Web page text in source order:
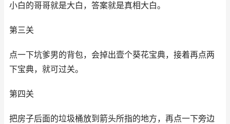
小白的哥哥就是大白，答案就是真相大白。
第三关
点一下坑爹男的背包，会掉出壹个葵花宝典，接着再点两
下宝典，就可过关。
第四关
把房子后面的垃圾桶放到箭头所指的地方，再点一下旁边